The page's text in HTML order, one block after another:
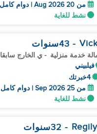
من 20 Aug 2026 | دوام كامل
نشط للغاية
- 43 سنوات
خدمة منزلية - ي الخارج سابقا
فيلبيني
4خبرتك
من 25 Sep 2026 | دوام كامل
نشط للغاية
- 32 سنوات